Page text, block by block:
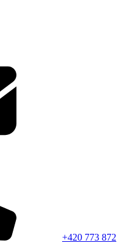
+420 773 872